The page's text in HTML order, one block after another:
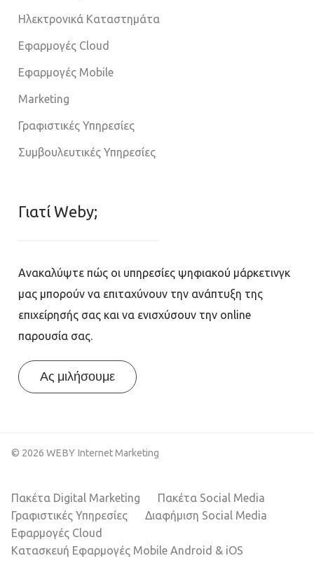
Ηλεκτρονικά Καταστημάτα
Εφαρμογές Cloud
Εφαρμογές Mobile
Marketing
Γραφιστικές Υπηρεσίες
Συμβουλευτικές Υπηρεσίες
Γιατί Weby;
Ανακαλύψτε πώς οι υπηρεσίες ψηφιακού μάρκετινγκ
μας μπορούν να επιταχύνουν την ανάπτυξη της
επιχείρησής σας και να ενισχύσουν την online
παρουσία σας.
Ας μιλήσουμε
© 2026 WEBY Internet Marketing
Πακέτα Digital Marketing
Πακέτα Social Media
Γραφιστικές Υπηρεσίες
Διαφήμιση Social Media
Εφαρμογές Cloud
Κατασκευή Εφαρμογές Mobile Android & iOS